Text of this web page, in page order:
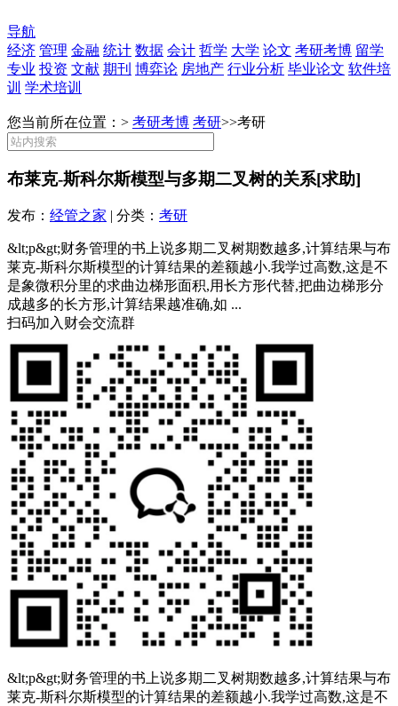
导航
经济 管理 金融 统计 数据 会计 哲学 大学 论文 考研考博 留学
专业 投资 文献 期刊 博弈论 房地产 行业分析 毕业论文 软件培
训 学术培训
您当前所在位置：> 考研考博 考研>>考研
布莱克-斯科尔斯模型与多期二叉树的关系[求助]
发布： 经管之家 | 分类： 考研
&lt;p&gt;财务管理的书上说多期二叉树期数越多,计算结果与布
莱克-斯科尔斯模型的计算结果的差额越小.我学过高数,这是不
是象微积分里的求曲边梯形面积,用长方形代替,把曲边梯形分
成越多的长方形,计算结果越准确,如 ...
扫码加入财会交流群
&lt;p&gt;财务管理的书上说多期二叉树期数越多,计算结果与布
莱克-斯科尔斯模型的计算结果的差额越小.我学过高数,这是不